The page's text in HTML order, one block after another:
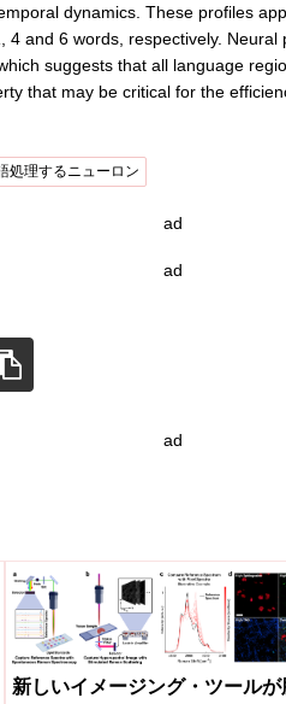
dynamics. These profiles
and 6 words, respectively.
suggests that all language
that may be critical for the
処理するニューロン
ad
ad
ad
新しいイメージング・ツールが